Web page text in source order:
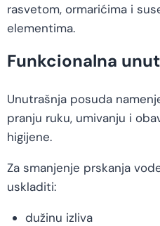
rasvetom, ormarićima i
elementima.
Funkcionalna
Unutrašnja posuda
pranju ruku, umivanju i
higijene.
Za smanjenje prskanja
uskladiti:
dužinu izliva